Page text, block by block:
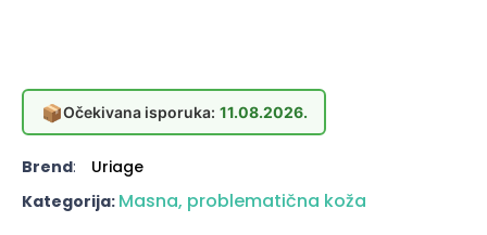
📦Očekivana isporuka: 11.08.2026.
Brend:
Uriage
Kategorija: Masna, problematična koža